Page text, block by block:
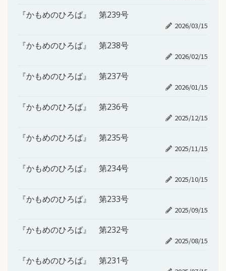
『かもめのひろば』 第239号
2026/03/15
『かもめのひろば』 第238号
2026/02/15
『かもめのひろば』 第237号
2026/01/15
『かもめのひろば』 第236号
2025/12/15
『かもめのひろば』 第235号
2025/11/15
『かもめのひろば』 第234号
2025/10/15
『かもめのひろば』 第233号
2025/09/15
『かもめのひろば』 第232号
2025/08/15
『かもめのひろば』 第231号